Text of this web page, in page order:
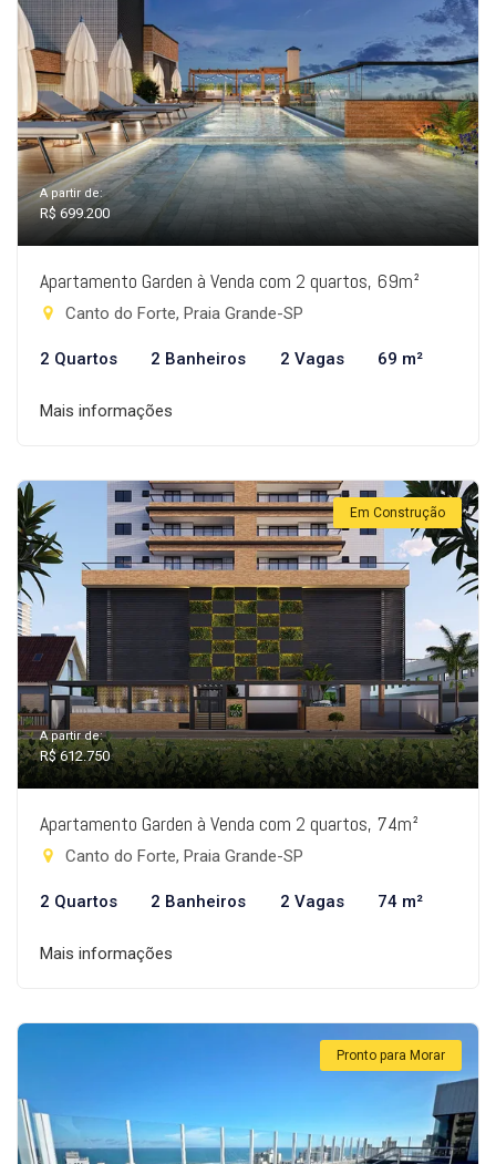
A partir de:
R$ 699.200
Apartamento Garden à Venda com 2 quartos, 69m²
Canto do Forte, Praia Grande-SP
2 Quartos 2 Banheiros 2 Vagas 69 m²
Mais informações
Em Construção
A partir de:
R$ 612.750
Apartamento Garden à Venda com 2 quartos, 74m²
Canto do Forte, Praia Grande-SP
2 Quartos 2 Banheiros 2 Vagas 74 m²
Mais informações
Pronto para Morar